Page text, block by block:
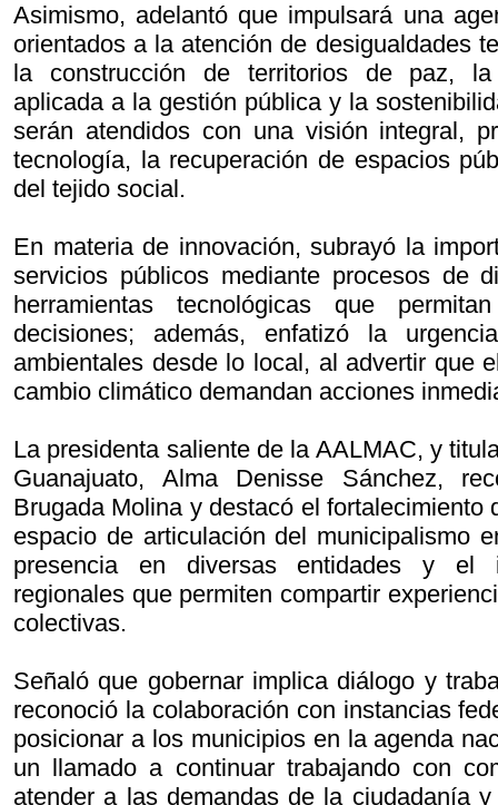
Asimismo, adelantó que impulsará una
orientados a la atención de desigualdades
la construcción de territorios de paz, la
aplicada a la gestión pública y la
serán atendidos con una visión integral,
tecnología, la recuperación de espacios
del tejido social.
En materia de innovación, subrayó la
servicios públicos mediante procesos de
herramientas tecnológicas que
decisiones; además, enfatizó la
ambientales desde lo local, al advertir que
cambio climático demandan acciones
La presidenta saliente de la AALMAC, y
Guanajuato, Alma Denisse Sánchez,
Brugada Molina y destacó el fortalecimiento
espacio de articulación del municipalismo
presencia en diversas entidades y el
regionales que permiten compartir
colectivas.
Señaló que gobernar implica diálogo y
reconoció la colaboración con instancias
posicionar a los municipios en la agenda
un llamado a continuar trabajando con
atender a las demandas de la ciudadanía